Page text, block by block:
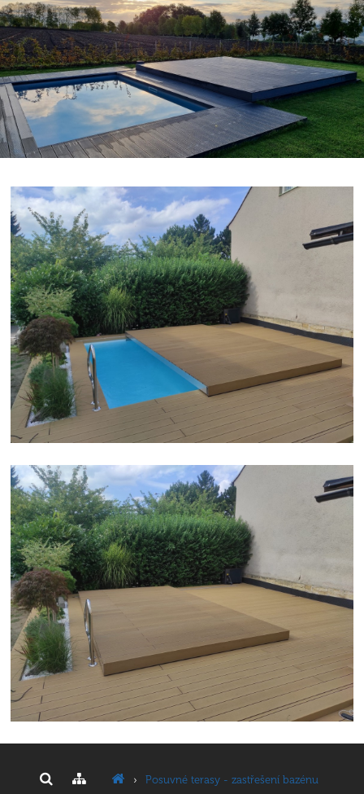
› Posuvné terasy - zastřešení bazénu